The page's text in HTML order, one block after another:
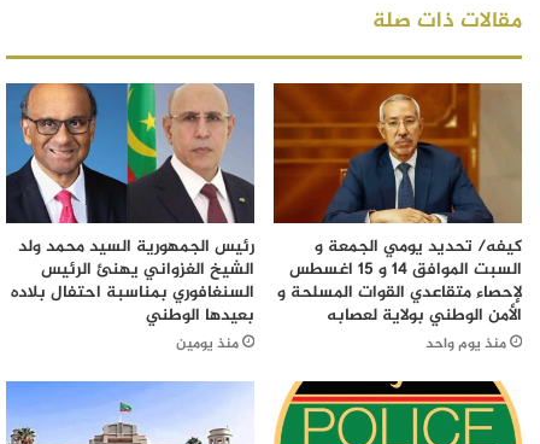
مقالات ذات صلة
كيفه/ تحديد يومي الجمعة و
السبت الموافق 14 و 15 اغسطس
لإحصاء متقاعدي القوات المسلحة و
الأمن الوطني بولاية لعصابه
منذ يوم واحد
رئيس الجمهورية السيد محمد ولد
الشيخ الغزواني يهنئ الرئيس
السنغافوري بمناسبة احتفال بلاده
بعيدها الوطني
منذ يومين